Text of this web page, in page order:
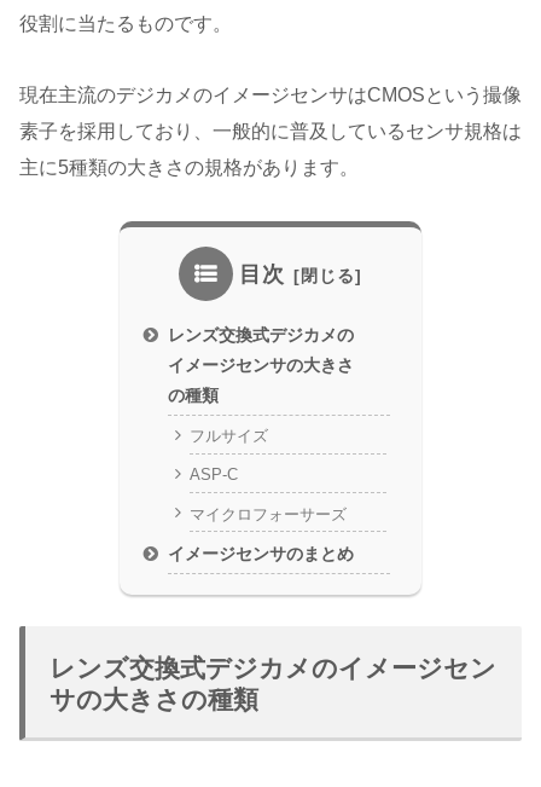
役割に当たるものです。
現在主流のデジカメのイメージセンサはCMOSという撮像
素子を採用しており、一般的に普及しているセンサ規格は
主に5種類の大きさの規格があります。
目次
レンズ交換式デジカメの
イメージセンサの大きさ
の種類
フルサイズ
ASP-C
マイクロフォーサーズ
イメージセンサのまとめ
レンズ交換式デジカメのイメージセン
サの大きさの種類